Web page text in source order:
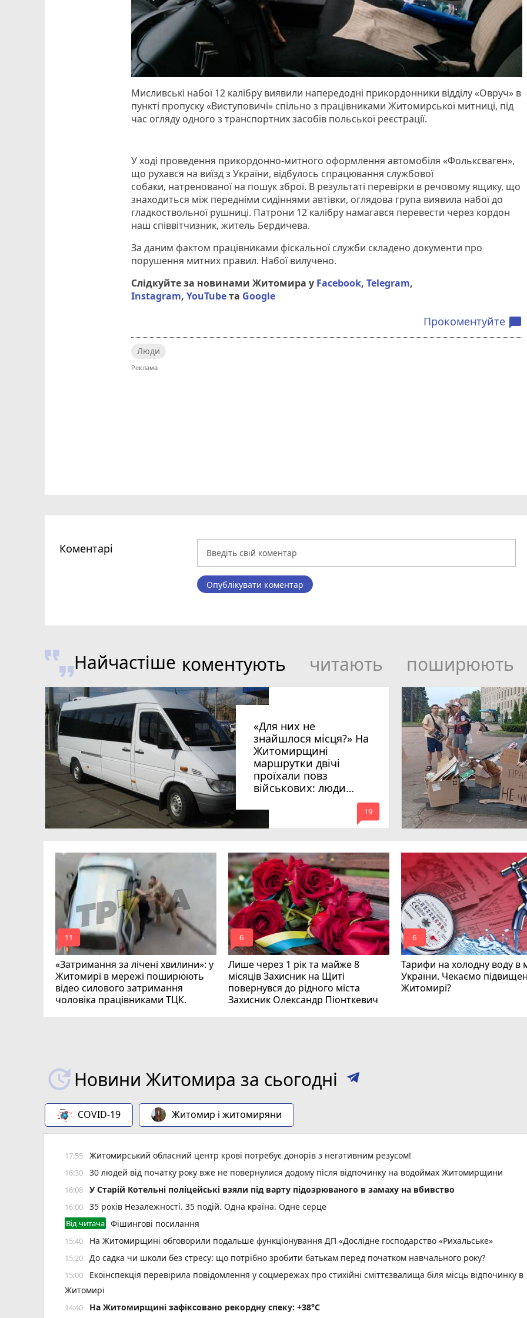
Мисливські набої 12 калібру виявили напередодні прикордонники відділу «Овруч» в
пункті пропуску «Виступовичі» спільно з працівниками Житомирської митниці, під
час огляду одного з транспортних засобів польської реєстрації.
У ході проведення прикордонно-митного оформлення автомобіля «Фольксваген»,
що рухався на виїзд з України, відбулось спрацювання службової
собаки, натренованої на пошук зброї. В результаті перевірки в речовому ящику, що
знаходиться між передніми сидіннями автівки, оглядова група виявила набої до
гладкоствольної рушниці. Патрони 12 калібру намагався перевести через кордон
наш співвітчизник, житель Бердичева.
За даним фактом працівниками фіскальної служби складено документи про
порушення митних правил. Набої вилучено.
Слідкуйте за новинами Житомира у Facebook,Telegram,
Instagram,YouTubeта Google
Прокоментуйте chat_bubble
Люди
Коментарі
Опублікувати коментар
Найчастіше коментують читають поширюють
«Для них не
знайшлося місця?» На
Житомирщині
маршрутки двічі
проїхали повз
військових: люди
вимагають покарати
винних
mode_comment
19
«Затримання за лічені хвилини»: у
Житомирі в мережі поширюють
відео силового затримання
чоловіка працівниками ТЦК.
mode_comment
11
Лише через 1 рік та майже 8
місяців Захисник на Щиті
повернувся до рідного міста
Захисник Олександр Піонткевич
mode_comment
6
Тарифи на холодну воду в
України. Чекаємо
Житомирі?
mode_comment
6
Новини Житомира за сьогодні
COVID-19 Житомир і житомиряни
17:55 Житомирський обласний центр крові потребує донорів з негативним резусом!
16:30 30 людей від початку року вже не повернулися додому після відпочинку на водоймах Житомирщини
16:08 У Старій Котельні поліцейські взяли під варту підозрюваного в замаху на вбивство
16:00 35 років Незалежності. 35 подій. Одна країна. Одне серце
Від читача Фішингові посилання
15:40 На Житомирщині обговорили подальше функціонування ДП «Дослідне господарство «Рихальське»
15:20 До садка чи школи без стресу: що потрібно зробити батькам перед початком навчального року?
15:00
Екоінспекція перевірила повідомлення у соцмережах про стихійні сміттєзвалища біля місць відпочинку в
Житомирі
14:40 Н️а Житомирщині зафіксовано рекордну спеку: +38°C